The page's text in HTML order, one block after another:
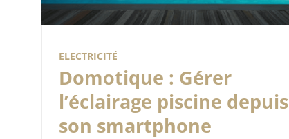
ELECTRICITÉ
Domotique : Gérer
l’éclairage piscine depuis
son smartphone